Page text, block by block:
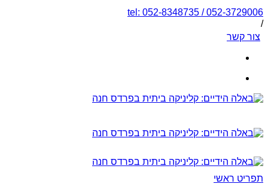
tel: 052-8348735 / 052-3729006
/
צור קשר
תפריט ראשי